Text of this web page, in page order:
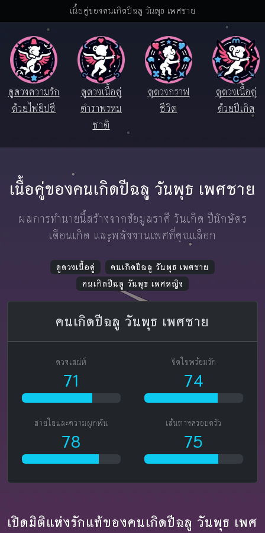
เนื้อคู่ของคนเกิดปีฉลู วันพุธ เพศชาย
ดูดวงความรัก
ด้วยไพ่ยิปซี
ดูดวงเนื้อคู่
ตำราพรหม
ชาติ
ดูดวงกราฟ
ชีวิต
ดูดวงเนื้อคู่
ด้วยปีเกิด
เนื้อคู่ของคนเกิดปีฉลู วันพุธ เพศชาย
ผลการทำนายนี้สร้างจากข้อมูลราศี วันเกิด ปีนักษัตร
เดือนเกิด และพลังงานเพศที่คุณเลือก
ดูดวงเนื้อคู่
คนเกิดปีฉลู วันพุธ เพศชาย
คนเกิดปีฉลู วันพุธ เพศหญิง
คนเกิดปีฉลู วันพุธ เพศชาย
ดวงเสน่ห์
71
จิตใจพร้อมรัก
74
สายใยและความผูกพัน
78
เส้นทางครอบครัว
75
เปิดมิติแห่งรักแท้ของคนเกิดปีฉลู วันพุธ เพศ